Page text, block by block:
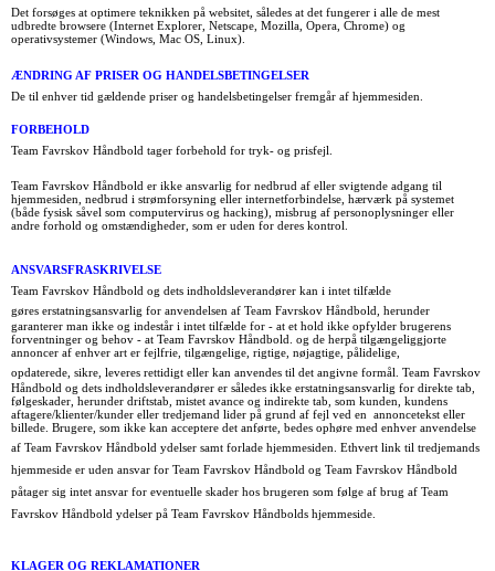
Det forsøges at optimere teknikken på websitet, således at det fungerer i alle de mest
udbredte browsere (Internet Explorer, Netscape, Mozilla, Opera, Chrome) og
operativsystemer (Windows, Mac OS, Linux).
ÆNDRING AF PRISER OG HANDELSBETINGELSER
De til enhver tid gældende priser og handelsbetingelser fremgår af hjemmesiden.
FORBEHOLD
Team Favrskov Håndbold tager forbehold for tryk- og prisfejl.
Team Favrskov Håndbold er ikke ansvarlig for nedbrud af eller svigtende adgang til
hjemmesiden, nedbrud i strømforsyning eller internetforbindelse, hærværk på systemet
(både fysisk såvel som computervirus og hacking), misbrug af personoplysninger eller
andre forhold og omstændigheder, som er uden for deres kontrol.
ANSVARSFRASKRIVELSE
Team Favrskov Håndbold og dets indholdsleverandører kan i intet tilfælde
gøres erstatningsansvarlig for anvendelsen af Team Favrskov Håndbold herunder
garanterer man ikke og indestår i intet tilfælde for - at et hold ikke opfylder brugerens
forventninger og behov - at Team Favrskov Håndbold. og de herpå tilgængeliggjorte
annoncer af enhver art er fejlfrie, tilgængelige, rigtige, nøjagtige, pålidelige,
opdaterede, sikre, leveres rettidigt eller kan anvendes til det angivne formål. Team Favrskov
Håndbold og dets indholdsleverandører er således ikke erstatningsansvarlig for direkte tab,
følgeskader, herunder driftstab, mistet avance og indirekte tab, som kunden, kundens
aftagere/klienter/kunder eller tredjemand lider på grund af fejl ved en annoncetekst eller
billede. Brugere, som ikke kan acceptere det anførte, bedes ophøre med enhver anvendelse
af Team Favrskov Håndbold ydelser samt forlade hjemmesiden. Ethvert link til tredjemands
hjemmeside er uden ansvar for Team Favrskov Håndbold og Team Favrskov Håndbold
påtager sig intet ansvar for eventuelle skader hos brugeren som følge af brug af Team
Favrskov Håndbold ydelser på Team Favrskov Håndbolds hjemmeside
KLAGER OG REKLAMATIONER